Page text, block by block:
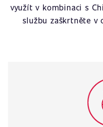
využít v kombinaci s
službu zaškrtněte v